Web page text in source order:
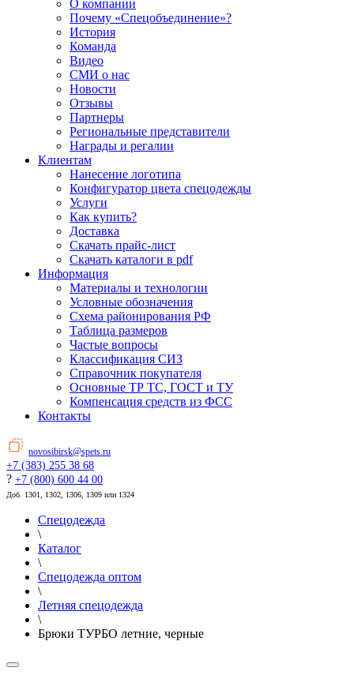
О компании
Почему «Спецобъединение»?
История
Команда
Видео
СМИ о нас
Новости
Отзывы
Партнеры
Региональные представители
Награды и регалии
Клиентам
Нанесение логотипа
Конфигуратор цвета спецодежды
Услуги
Как купить?
Доставка
Скачать прайс-лист
Скачать каталоги в pdf
Информация
Материалы и технологии
Условные обозначения
Схема районирования РФ
Таблица размеров
Частые вопросы
Классификация СИЗ
Справочник покупателя
Основные ТР ТС, ГОСТ и ТУ
Компенсация средств из ФСС
Контакты
novosibirsk@spets.ru
+7 (383) 255 38 68
? +7 (800) 600 44 00
Доб. 1301, 1302, 1306, 1309 или 1324
Спецодежда
\
Каталог
\
Спецодежда оптом
\
Летняя спецодежда
\
Брюки ТУРБО летние, черные